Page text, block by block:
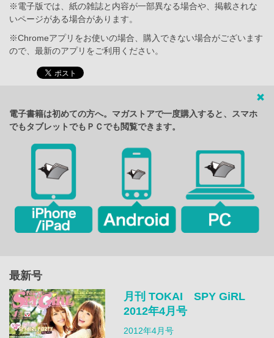
※電子版では、紙の雑誌と内容が一部異なる場合や、掲載されな
いページがある場合があります。
※Chromeアプリをお使いの場合、購入できない場合がございます
ので、最新のアプリをご利用ください。
電子書籍は初めての方へ。マガストアで一度購入すると、スマホ
でもタブレットでもＰＣでも閲覧できます。
最新号
月刊 TOKAI SPY GiRL
2012年4月号
2012年4月号